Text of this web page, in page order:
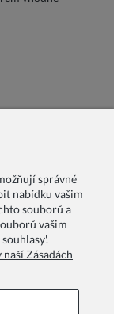
správné
nabídku vašim
souborů a
vašim
Zásadách